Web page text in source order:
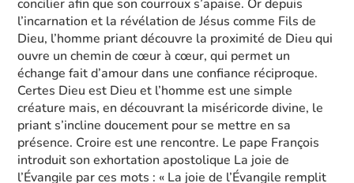
concilier afin que son courroux s’apaise. Or depuis
l’incarnation et la révélation de Jésus comme Fils de
Dieu, l’homme priant découvre la proximité de Dieu qui
ouvre un chemin de cœur à cœur, qui permet un
échange fait d’amour dans une confiance réciproque.
Certes Dieu est Dieu et l’homme est une simple
créature mais, en découvrant la miséricorde divine, le
priant s’incline doucement pour se mettre en sa
présence. Croire est une rencontre. Le pape François
introduit son exhortation apostolique La joie de
l’Évangile par ces mots : « La joie de l’Évangile remplit